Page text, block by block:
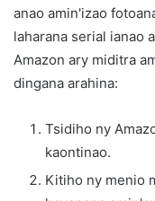
anao amin'izao
laharana serial ianao
Amazon ary miditra
dingana arahina:
Tsidiho ny
kaontinao.
Kitiho ny menio